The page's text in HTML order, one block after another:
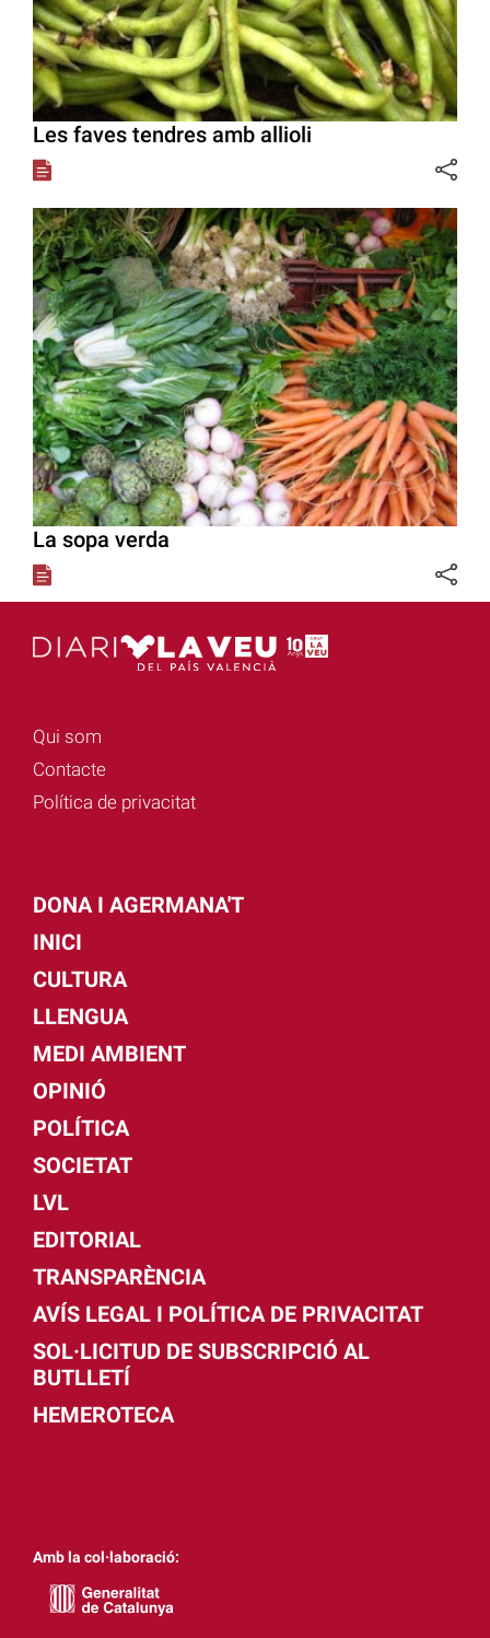
Les faves tendres amb allioli
La sopa verda
Qui som
Contacte
Política de privacitat
DONA I AGERMANA'T
INICI
CULTURA
LLENGUA
MEDI AMBIENT
OPINIÓ
POLÍTICA
SOCIETAT
LVL
EDITORIAL
TRANSPARÈNCIA
AVÍS LEGAL I POLÍTICA DE PRIVACITAT
SOL·LICITUD DE SUBSCRIPCIÓ AL
BUTLLETÍ
HEMEROTECA
Amb la col·laboració: